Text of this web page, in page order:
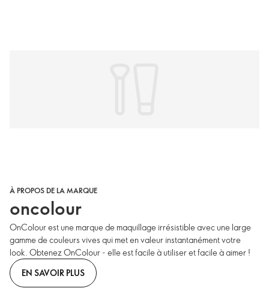
À PROPOS DE LA MARQUE
oncolour
OnColour est une marque de maquillage irrésistible avec une large
gamme de couleurs vives qui met en valeur instantanément votre
look. Obtenez OnColour - elle est facile à utiliser et facile à aimer !
EN SAVOIR PLUS